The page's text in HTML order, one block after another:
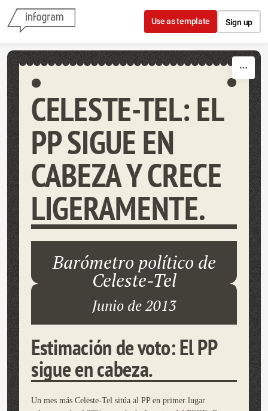
Skip to content
Use as template Sign up
CELESTE-TEL: EL
PP SIGUE EN
CABEZA Y CRECE
LIGERAMENTE.
Barómetro político de
Celeste-Tel
Junio de 2013
Estimación de voto: El PP
sigue en cabeza.
Un mes más Celeste-Tel sitúa al PP en primer lugar